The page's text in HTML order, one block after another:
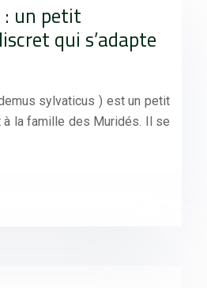
: un petit
qui s’adapte
sylvaticus ) est un petit
à la famille des Muridés. Il se